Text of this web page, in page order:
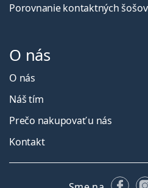
Porovnanie kontaktných
O nás
O nás
Náš tím
Prečo nakupovať u nás
Kontakt